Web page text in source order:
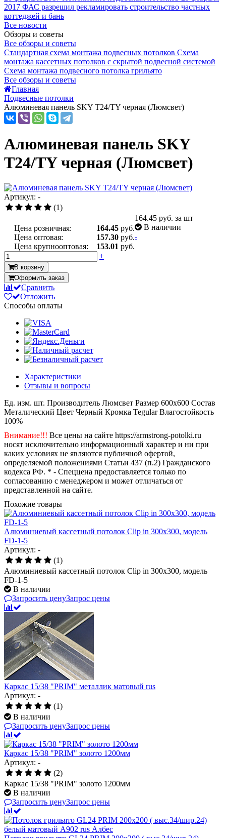
2017 ФАС разрешил рекламировать строительство частных
коттеджей и бань
Все новости
Обзоры и советы
Все обзоры и советы
Стандартная схема монтажа подвесных потолков Схема
монтажа кассетных потолков с скрытой подвесной системой
Схема монтажа подвесного потолка грильято
Все обзоры и советы
Главная
Подвесные потолки
Алюминевая панель SKY T24/TY черная (Люмсвет)
Алюминевая панель SKY
T24/TY черная (Люмсвет)
Артикул: -
(1)
Цена розничная: 164.45 руб.
Цена оптовая:
157.30 руб.
Цена крупнооптовая:
153.01 руб.
164.45 руб. за шт
В наличии
-
+
В корзину
Оформить заказ
Сравнить
Отложить
Способы оплаты
Характеристики
Отзывы и вопросы
Ед. изм. шт. Производитель Люмсвет Размер 600х600 Состав
Металический Цвет Черный Кромка Tegular Влагостойкость
100%
Внимание!!! Все цены на сайте https://armstrong-potolki.ru
носят исключительно информационный характер и ни при
каких условиях не являются публичной офертой,
определяемой положениями Статьи 437 (п.2) Гражданского
кодекса РФ. * - Спеццена предоставляется только по
согласованию с менеджером и может отличаться от
представленной на сайте.
Похожие товары
Алюминиевый кассетный потолок Clip in 300х300, модель
FD-1-5
Артикул: -
(1)
Алюминиевый кассетный потолок Clip in 300х300, модель
FD-1-5
В наличии
Запросить ценуЗапрос цены
Каркас 15/38 "PRIM" металлик матовый rus
Артикул: -
(1)
В наличии
Запросить ценуЗапрос цены
Каркас 15/38 "PRIM" золото 1200мм
Артикул: -
(2)
Каркас 15/38 "PRIM" золото 1200мм
В наличии
Запросить ценуЗапрос цены